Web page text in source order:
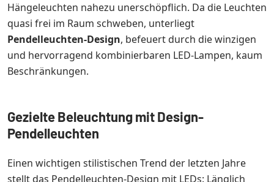
Hängeleuchten nahezu unerschöpflich. Da die Leuchten
quasi frei im Raum schweben, unterliegt
Pendelleuchten-Design, befeuert durch die winzigen
und hervorragend kombinierbaren LED-Lampen, kaum
Beschränkungen.
Gezielte Beleuchtung mit Design-
Pendelleuchten
Einen wichtigen stilistischen Trend der letzten Jahre
stellt das Pendelleuchten-Design mit LEDs: Länglich